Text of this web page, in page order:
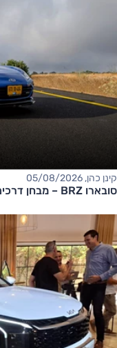
קינן כהן, 05/08/2026
סובארו BRZ – מבחן דרכים (tS)